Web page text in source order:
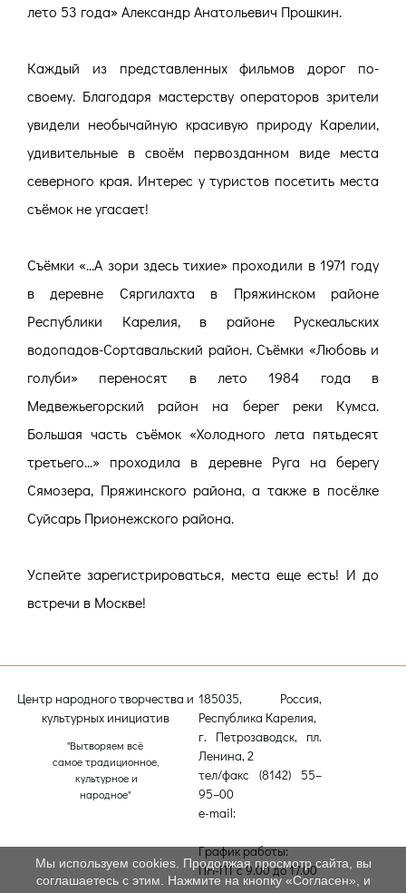
лето 53 года» Александр Анатольевич Прошкин.
Каждый из представленных фильмов дорог по-
своему. Благодаря мастерству операторов зрители
увидели необычайную красивую природу Карелии,
удивительные в своём первозданном виде места
северного края. Интерес у туристов посетить места
съёмок не угасает!
Съёмки «...А зори здесь тихие» проходили в 1971 году
в деревне Сяргилахта в Пряжинском районе
Республики Карелия, в районе Рускеальских
водопадов-Сортавальский район. Съёмки «Любовь и
голуби» переносят в лето 1984 года в
Медвежьегорский район на берег реки Кумса.
Большая часть съёмок «Холодного лета пятьдесят
третьего...» проходила в деревне Руга на берегу
Сямозера, Пряжинского района, а также в посёлке
Суйсарь Прионежского района.
Успейте зарегистрироваться, места еще есть! И до
встречи в Москве!
Центр народного творчества и
культурных инициатив
"Вытворяем всё
самое традиционное,
культурное и
народное"
185035, Россия,
Республика Карелия,
г. Петрозаводск, пл.
Ленина, 2
тел/факс (8142) 55–
95–00
e-mail:
График работы:
ПН-ПТ с 9.00 до 17.00
Мы используем cookies. Продолжая просмотр сайта, вы
соглашаетесь с этим. Нажмите на кнопку «Согласен», и